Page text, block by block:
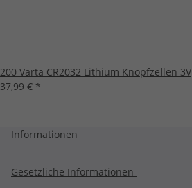
200 Varta CR2032 Lithium Knopfzellen 3V
37,99 € *
Informationen
Gesetzliche Informationen